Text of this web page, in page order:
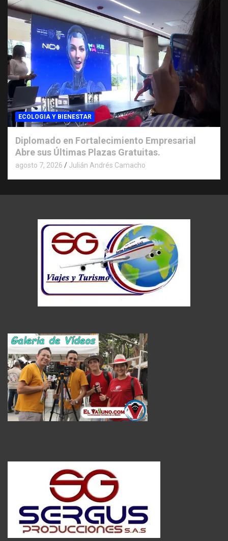
ECOLOGIA Y BIENESTAR
Diplomado en Fortalecimiento Empresarial
Abre sus Últimas Plazas Gratuitas.
agosto 7, 2026 Julián Andrés Camacho